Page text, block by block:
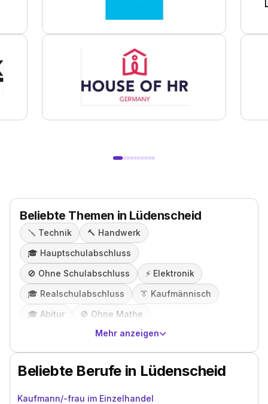
Beliebte Themen in Lüdenscheid
🪛 Technik 🔨 Handwerk
🎓️ Hauptschulabschluss
🚫 Ohne Schulabschluss ⚡️ Elektronik
🎓️ Realschulabschluss 👔 Kaufmännisch
🎓️ Abitur 🚫 Ohne Mathe
Mehr anzeigen
Beliebte Berufe in Lüdenscheid
Kaufmann/-frau im Einzelhandel